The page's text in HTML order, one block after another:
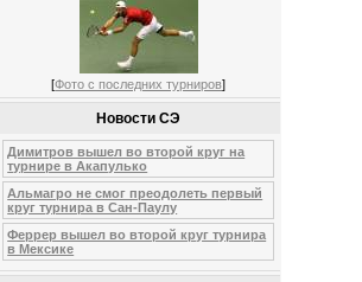
[Фото с последних турниров]
Новости СЭ
Димитров вышел во второй круг на
турнире в Акапулько
Альмагро не смог преодолеть первый
круг турнира в Сан-Паулу
Феррер вышел во второй круг турнира
в Мексике